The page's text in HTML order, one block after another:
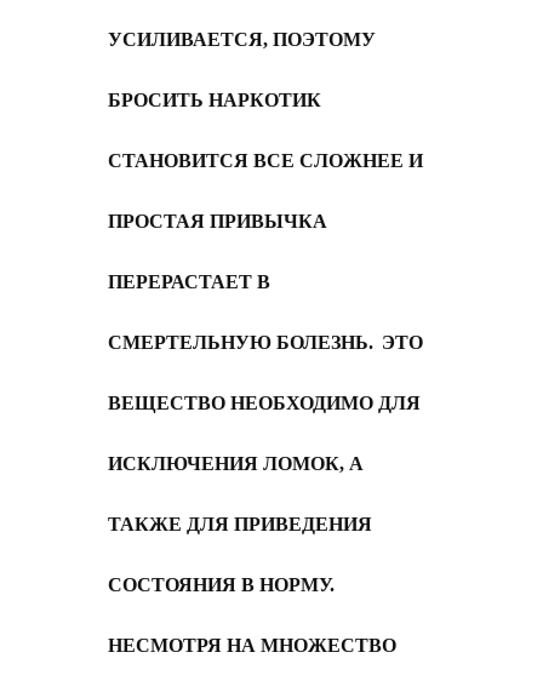
УСИЛИВАЕТСЯ, ПОЭТОМУ
БРОСИТЬ НАРКОТИК
СТАНОВИТСЯ ВСЕ СЛОЖНЕЕ И
ПРОСТАЯ ПРИВЫЧКА
ПЕРЕРАСТАЕТ В
СМЕРТЕЛЬНУЮ БОЛЕЗНЬ. ЭТО
ВЕЩЕСТВО НЕОБХОДИМО ДЛЯ
ИСКЛЮЧЕНИЯ ЛОМОК, А
ТАКЖЕ ДЛЯ ПРИВЕДЕНИЯ
СОСТОЯНИЯ В НОРМУ.
НЕСМОТРЯ НА МНОЖЕСТВО